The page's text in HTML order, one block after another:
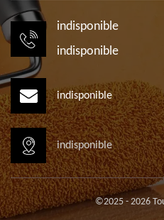
indisponible
indisponible
indisponible
indisponible
©2025 - 2026